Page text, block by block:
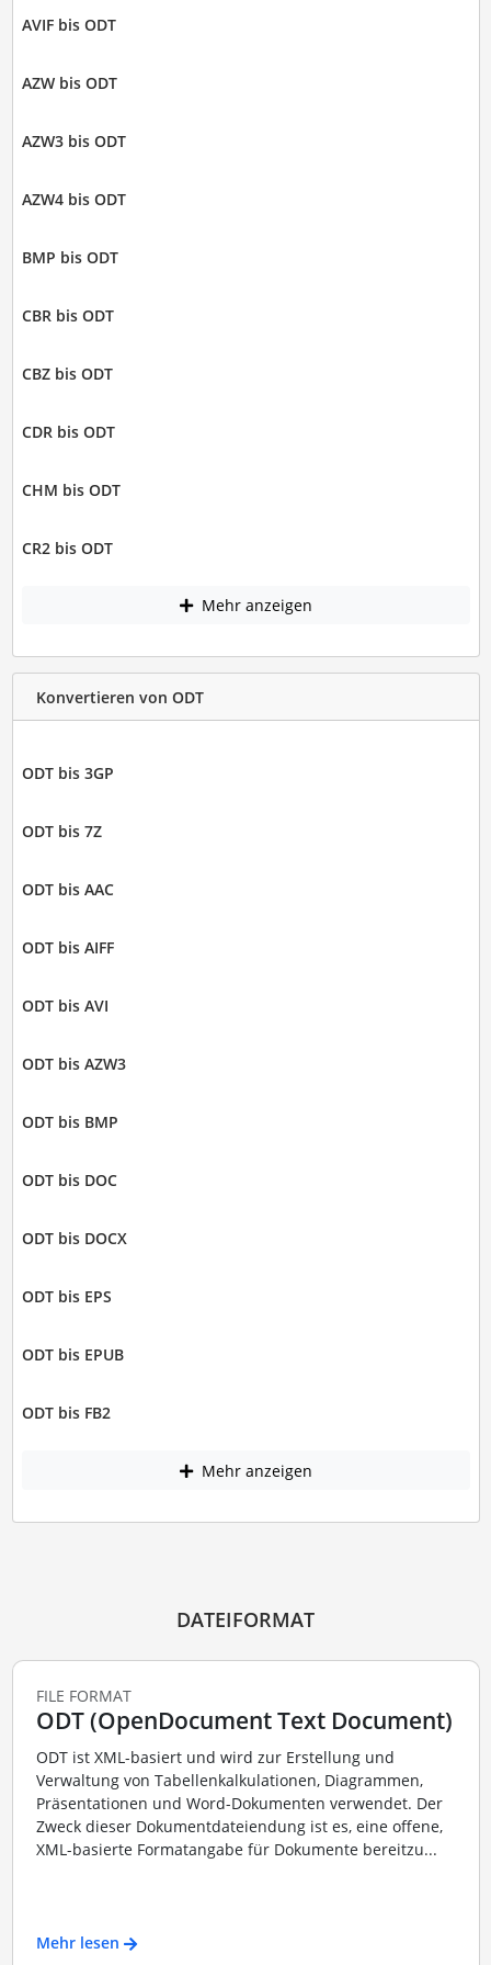
AVIF bis ODT
AZW bis ODT
AZW3 bis ODT
AZW4 bis ODT
BMP bis ODT
CBR bis ODT
CBZ bis ODT
CDR bis ODT
CHM bis ODT
CR2 bis ODT
Mehr anzeigen
Konvertieren von ODT
ODT bis 3GP
ODT bis 7Z
ODT bis AAC
ODT bis AIFF
ODT bis AVI
ODT bis AZW3
ODT bis BMP
ODT bis DOC
ODT bis DOCX
ODT bis EPS
ODT bis EPUB
ODT bis FB2
Mehr anzeigen
DATEIFORMAT
FILE FORMAT
ODT (OpenDocument Text Document)
ODT ist XML-basiert und wird zur Erstellung und
Verwaltung von Tabellenkalkulationen, Diagrammen,
Präsentationen und Word-Dokumenten verwendet. Der
Zweck dieser Dokumentdateiendung ist es, eine offene,
XML-basierte Formatangabe für Dokumente bereitzu...
Mehr lesen